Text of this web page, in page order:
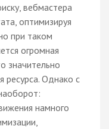
вебмастера
оптимизируя
при таком
огромная
значительно
ресурса. Однако с
намного